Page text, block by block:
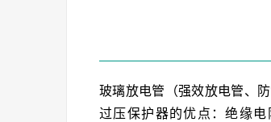
玻璃放电管（强效放电管、
过压保护器的优点：绝缘